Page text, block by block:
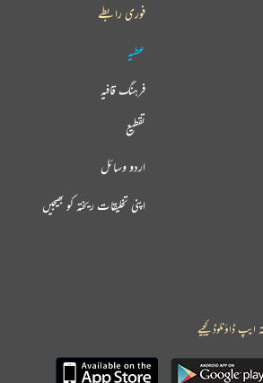
فوری رابطے
عطیہ
فرہنگ قافیہ
تقطیع
اردو وسائل
اپنی تخلیقات ریختہ کو بھیجیں
ایپ ڈاؤنلوڈ کیجیے